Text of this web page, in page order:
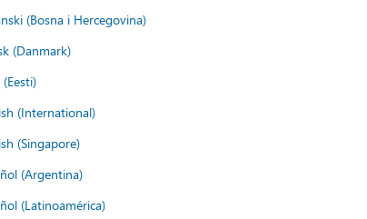
(Bosna i Hercegovina)
(Danmark)
(Eesti)
(International)
(Singapore)
(Argentina)
(Latinoamérica)